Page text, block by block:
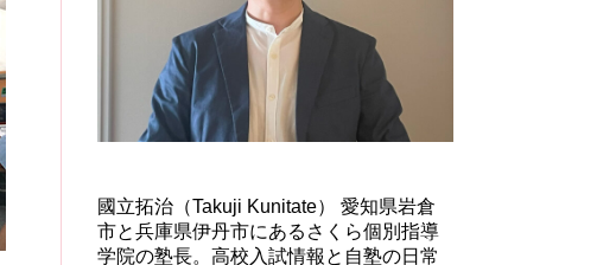
國立拓治（Takuji Kunitate） 愛知県岩倉
市と兵庫県伊丹市にあるさくら個別指導
学院の塾長。高校入試情報と自塾の日常